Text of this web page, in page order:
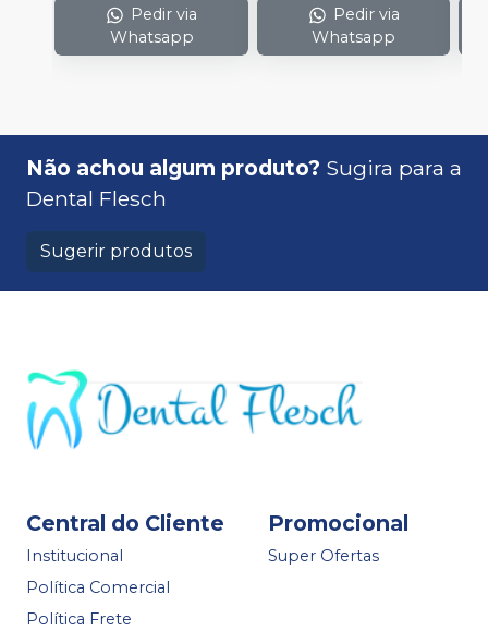
Pedir via
Whatsapp
Pedir via
Whatsapp
Não achou algum produto? Sugira para a
Dental Flesch
Sugerir produtos
Central do Cliente
Institucional
Política Comercial
Política Frete
Promocional
Super Ofertas